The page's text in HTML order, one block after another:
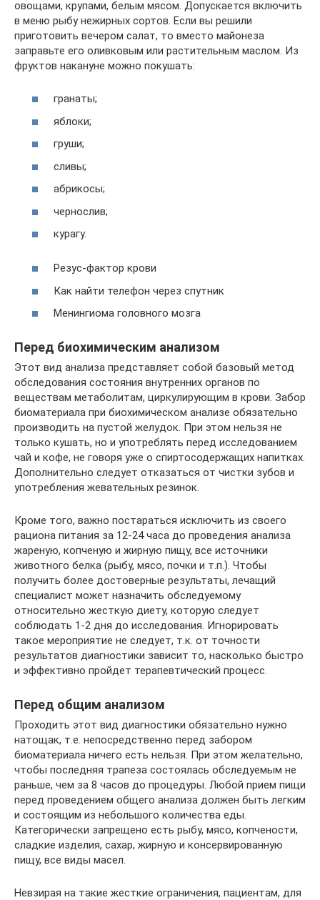
овощами, крупами, белым мясом. Допускается включить
в меню рыбу нежирных сортов. Если вы решили
приготовить вечером салат, то вместо майонеза
заправьте его оливковым или растительным маслом. Из
фруктов накануне можно покушать:
гранаты;
яблоки;
груши;
сливы;
абрикосы;
чернослив;
курагу.
Резус-фактор крови
Как найти телефон через спутник
Менингиома головного мозга
Перед биохимическим анализом­
Этот вид анализа представляет собой базовый метод
обследования состояния внутренних органов по
веществам метаболитам, циркулирующим в крови. Забор
биоматериала при биохимическом анализе обязательно
производить на пустой желудок. При этом нельзя не
только кушать, но и употреблять перед исследованием
чай и кофе, не говоря уже о спиртосодержащих напитках.
Дополнительно следует отказаться от чистки зубов и
употребления жевательных резинок.
Кроме того, важно постараться исключить из своего
рациона питания за 12-24 часа до проведения анализа
жареную, копченую и жирную пищу, все источники
животного белка (рыбу, мясо, почки и т.п.). Чтобы
получить более достоверные результаты, лечащий
специалист может назначить обследуемому
относительно жесткую диету, которую следует
соблюдать 1-2 дня до исследования. Игнорировать
такое мероприятие не следует, т.к. от точности
результатов диагностики зависит то, насколько быстро
и эффективно пройдет терапевтический процесс.
Перед общим анализом­
Проходить этот вид диагностики обязательно нужно
натощак, т.е. непосредственно перед забором
биоматериала ничего есть нельзя. При этом желательно,
чтобы последняя трапеза состоялась обследуемым не
раньше, чем за 8 часов до процедуры. Любой прием пищи
перед проведением общего анализа должен быть легким
и состоящим из небольшого количества еды.
Категорически запрещено есть рыбу, мясо, копчености,
сладкие изделия, сахар, жирную и консервированную
пищу, все виды масел.
Невзирая на такие жесткие ограничения, пациентам, для